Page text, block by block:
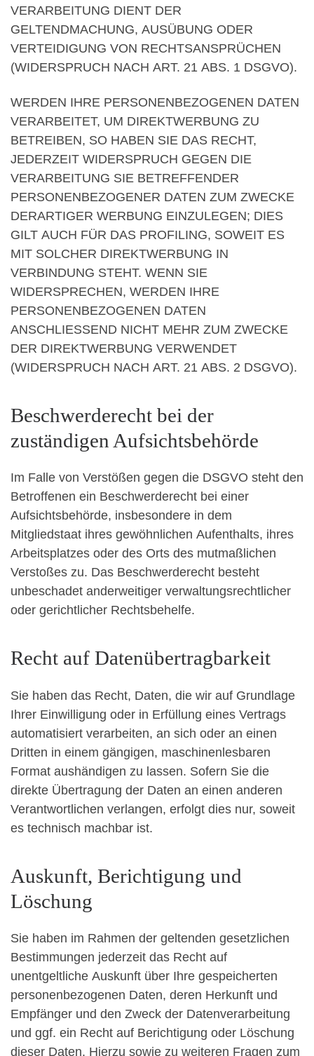
VERARBEITUNG DIENT DER
GELTENDMACHUNG, AUSÜBUNG ODER
VERTEIDIGUNG VON RECHTSANSPRÜCHEN
(WIDERSPRUCH NACH ART. 21 ABS. 1 DSGVO).
WERDEN IHRE PERSONENBEZOGENEN DATEN
VERARBEITET, UM DIREKTWERBUNG ZU
BETREIBEN, SO HABEN SIE DAS RECHT,
JEDERZEIT WIDERSPRUCH GEGEN DIE
VERARBEITUNG SIE BETREFFENDER
PERSONENBEZOGENER DATEN ZUM ZWECKE
DERARTIGER WERBUNG EINZULEGEN; DIES
GILT AUCH FÜR DAS PROFILING, SOWEIT ES
MIT SOLCHER DIREKTWERBUNG IN
VERBINDUNG STEHT. WENN SIE
WIDERSPRECHEN, WERDEN IHRE
PERSONENBEZOGENEN DATEN
ANSCHLIESSEND NICHT MEHR ZUM ZWECKE
DER DIREKTWERBUNG VERWENDET
(WIDERSPRUCH NACH ART. 21 ABS. 2 DSGVO).
Beschwerde­recht bei der
zuständigen Aufsichts­behörde
Im Falle von Verstößen gegen die DSGVO steht den
Betroffenen ein Beschwerderecht bei einer
Aufsichtsbehörde, insbesondere in dem
Mitgliedstaat ihres gewöhnlichen Aufenthalts, ihres
Arbeitsplatzes oder des Orts des mutmaßlichen
Verstoßes zu. Das Beschwerderecht besteht
unbeschadet anderweitiger verwaltungsrechtlicher
oder gerichtlicher Rechtsbehelfe.
Recht auf Daten­übertrag­barkeit
Sie haben das Recht, Daten, die wir auf Grundlage
Ihrer Einwilligung oder in Erfüllung eines Vertrags
automatisiert verarbeiten, an sich oder an einen
Dritten in einem gängigen, maschinenlesbaren
Format aushändigen zu lassen. Sofern Sie die
direkte Übertragung der Daten an einen anderen
Verantwortlichen verlangen, erfolgt dies nur, soweit
es technisch machbar ist.
Auskunft, Berichtigung und
Löschung
Sie haben im Rahmen der geltenden gesetzlichen
Bestimmungen jederzeit das Recht auf
unentgeltliche Auskunft über Ihre gespeicherten
personenbezogenen Daten, deren Herkunft und
Empfänger und den Zweck der Datenverarbeitung
und ggf. ein Recht auf Berichtigung oder Löschung
dieser Daten. Hierzu sowie zu weiteren Fragen zum